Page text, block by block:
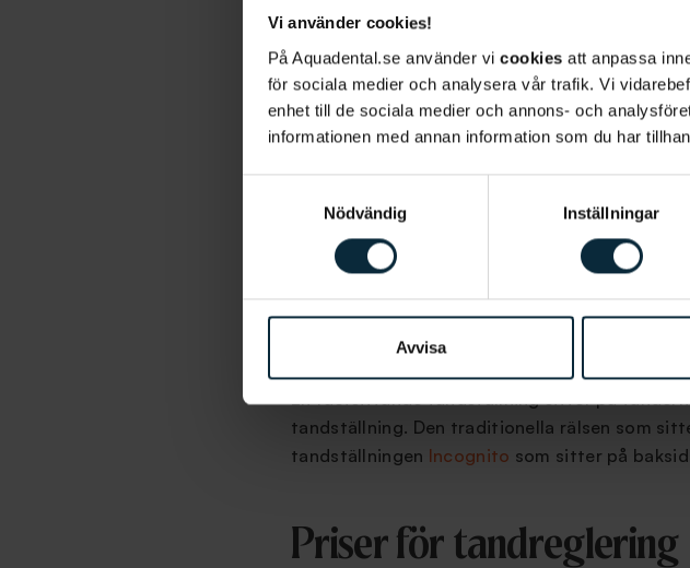
Vi använder cookies!
På Aquadental.se använder vi cookies att anpassa
för sociala medier och analysera vår trafik. Vi
enhet till de sociala medier och annons- och
informationen med annan information som du har
Nödvändig
Inställningar
Avvisa
Det finnstandställningar för vuxna
beroende på bettfel, problematik och livsstil.
klassiskarälsen,genomskinliga alignerssom
fästs på baksidan av tänderna.
Avtagbar tandställning
del på att med aligners flyttas tänderna med
en diskret tandställning som exempelvis kan
rälsen och kan i princip korrigera alla typer
Fastsittande tandställning
En fastsittande tandställning sitter på
tandställning. Den traditionella rälsen som
tandställningen Incognito som sitter på
Priser för tandreglering